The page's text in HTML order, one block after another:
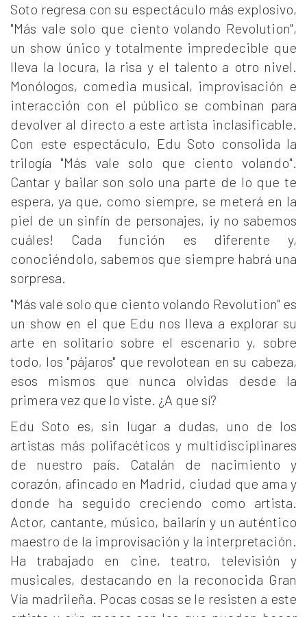
Soto regresa con su espectáculo más explosivo,
"Más vale solo que ciento volando Revolution",
un show único y totalmente impredecible que
lleva la locura, la risa y el talento a otro nivel.
Monólogos, comedia musical, improvisación e
interacción con el público se combinan para
devolver al directo a este artista inclasificable.
Con este espectáculo, Edu Soto consolida la
trilogía "Más vale solo que ciento volando".
Cantar y bailar son solo una parte de lo que te
espera, ya que, como siempre, se meterá en la
piel de un sinfín de personajes, ¡y no sabemos
cuáles! Cada función es diferente y,
conociéndolo, sabemos que siempre habrá una
sorpresa.
"Más vale solo que ciento volando Revolution" es
un show en el que Edu nos lleva a explorar su
arte en solitario sobre el escenario y, sobre
todo, los "pájaros" que revolotean en su cabeza,
esos mismos que nunca olvidas desde la
primera vez que lo viste. ¿A que sí?
Edu Soto es, sin lugar a dudas, uno de los
artistas más polifacéticos y multidisciplinares
de nuestro país. Catalán de nacimiento y
corazón, afincado en Madrid, ciudad que ama y
donde ha seguido creciendo como artista.
Actor, cantante, músico, bailarín y un auténtico
maestro de la improvisación y la interpretación.
Ha trabajado en cine, teatro, televisión y
musicales, destacando en la reconocida Gran
Vía madrileña. Pocas cosas se le resisten a este